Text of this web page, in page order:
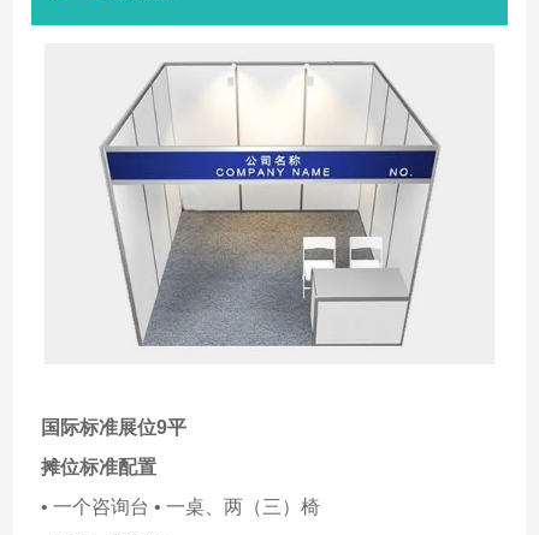
国际标准展位9平
摊位标准配置
• 一个咨询台 • 一桌、两（三）椅